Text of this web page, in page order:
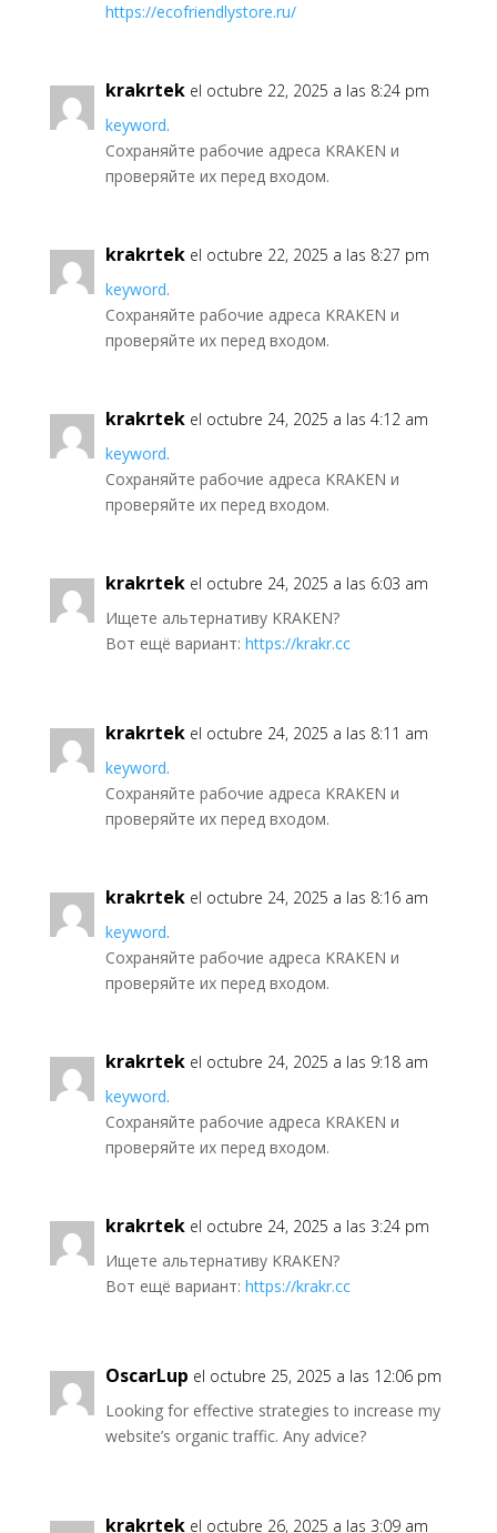
https://ecofriendlystore.ru/
krakrtek el octubre 22, 2025 a las 8:24 pm
keyword.
Сохраняйте рабочие адреса KRAKEN и
проверяйте их перед входом.
krakrtek el octubre 22, 2025 a las 8:27 pm
keyword.
Сохраняйте рабочие адреса KRAKEN и
проверяйте их перед входом.
krakrtek el octubre 24, 2025 a las 4:12 am
keyword.
Сохраняйте рабочие адреса KRAKEN и
проверяйте их перед входом.
krakrtek el octubre 24, 2025 a las 6:03 am
Ищете альтернативу KRAKEN?
Вот ещё вариант: https://krakr.cc
krakrtek el octubre 24, 2025 a las 8:11 am
keyword.
Сохраняйте рабочие адреса KRAKEN и
проверяйте их перед входом.
krakrtek el octubre 24, 2025 a las 8:16 am
keyword.
Сохраняйте рабочие адреса KRAKEN и
проверяйте их перед входом.
krakrtek el octubre 24, 2025 a las 9:18 am
keyword.
Сохраняйте рабочие адреса KRAKEN и
проверяйте их перед входом.
krakrtek el octubre 24, 2025 a las 3:24 pm
Ищете альтернативу KRAKEN?
Вот ещё вариант: https://krakr.cc
OscarLup el octubre 25, 2025 a las 12:06 pm
Looking for effective strategies to increase my
website’s organic traffic. Any advice?
krakrtek el octubre 26, 2025 a las 3:09 am